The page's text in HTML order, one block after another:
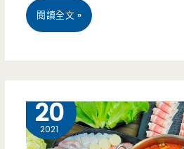
桃
美
閱讀全文 »
20
2021